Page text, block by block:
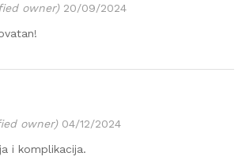
owner) 20/09/2024
owner) 04/12/2024
i komplikacija.